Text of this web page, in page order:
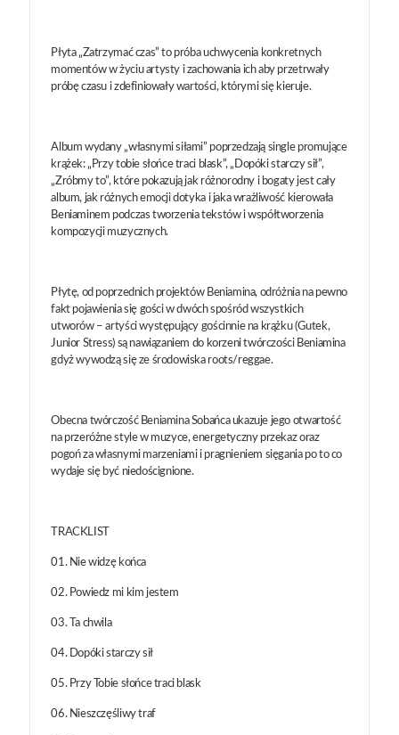
Płyta „Zatrzymać czas” to próba uchwycenia konkretnych
momentów w życiu artysty i zachowania ich aby przetrwały
próbę czasu i zdefiniowały wartości, którymi się kieruje.
Album wydany „własnymi siłami” poprzedzają single promujące
krążek: „Przy tobie słońce traci blask”, „Dopóki starczy sił”,
„Zróbmy to”, które pokazują jak różnorodny i bogaty jest cały
album, jak różnych emocji dotyka i jaka wrażliwość kierowała
Beniaminem podczas tworzenia tekstów i współtworzenia
kompozycji muzycznych.
Płytę, od poprzednich projektów Beniamina, odróżnia na pewno
fakt pojawienia się gości w dwóch spośród wszystkich
utworów – artyści występujący gościnnie na krążku (Gutek,
Junior Stress) są nawiązaniem do korzeni twórczości Beniamina
gdyż wywodzą się ze środowiska roots/reggae.
Obecna twórczość Beniamina Sobańca ukazuje jego otwartość
na przeróżne style w muzyce, energetyczny przekaz oraz
pogoń za własnymi marzeniami i pragnieniem sięgania po to co
wydaje się być niedoścignione.
TRACKLIST
01. Nie widzę końca
02. Powiedz mi kim jestem
03. Ta chwila
04. Dopóki starczy sił
05. Przy Tobie słońce traci blask
06. Nieszczęśliwy traf